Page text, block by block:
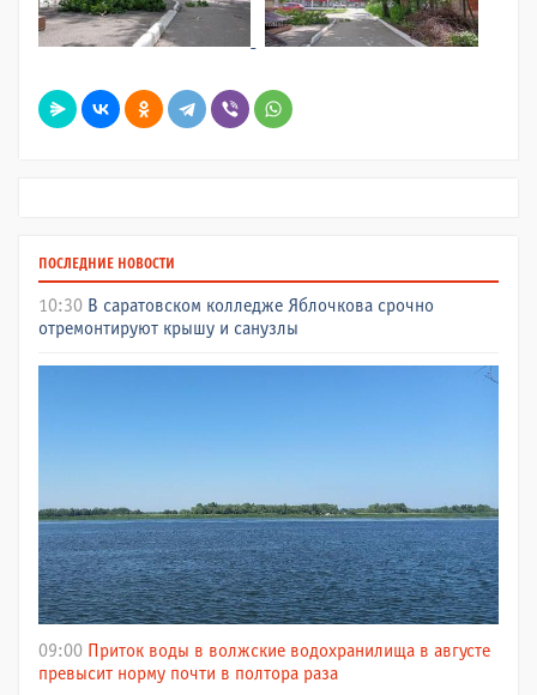
ПОСЛЕДНИЕ НОВОСТИ
10:30 В саратовском колледже Яблочкова срочно
отремонтируют крышу и санузлы
09:00 Приток воды в волжские водохранилища в августе
превысит норму почти в полтора раза